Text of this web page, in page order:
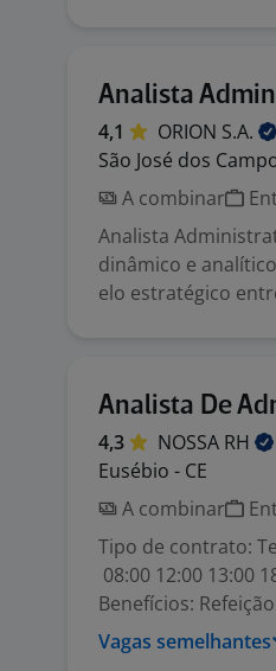
Analista
4,1 ORION S.A.
São José dos
A combinar
Analista
dinâmico e
elo estratégico
Analista De
4,3 NOSSA RH
Eusébio - CE
A combinar
Tipo de contrato:
08:00 12:00 13:00
Benefícios:
Vagas semelhantes